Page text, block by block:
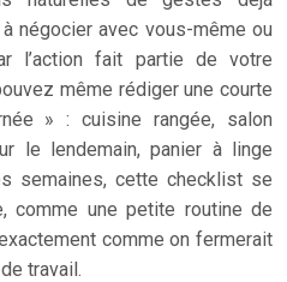
négocier avec vous-même ou
l’action fait partie de votre
même rédiger une courte
» : cuisine rangée, salon
le lendemain, panier à linge
semaines, cette checklist se
comme une petite routine de
comme on fermerait
travail.